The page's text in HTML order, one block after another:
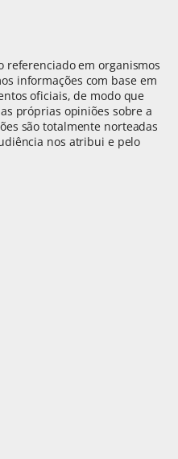
referenciado em organismos
informações com base em
oficiais, de modo que
próprias opiniões sobre a
são totalmente norteadas
nos atribui e pelo